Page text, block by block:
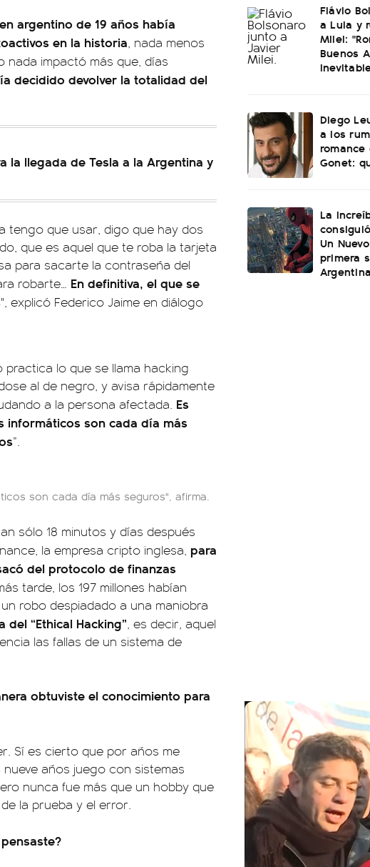
argentino de 19 años había
en la historia, nada menos
nada impactó más que, días
decidido devolver la totalidad del
la llegada de Tesla a la Argentina y
tengo que usar, digo que hay dos
que es aquel que te roba la tarjeta
para sacarte la contraseña del
robarte… En definitiva, el que se
", explicó Federico Jaime en diálogo
lo que se llama hacking
al de negro, y avisa rápidamente
a la persona afectada. Es
informáticos son cada día más
”.
son cada día más seguros", afirma.
sólo 18 minutos y días después
la empresa cripto inglesa, para
del protocolo de finanzas
tarde, los 197 millones habían
robo despiadado a una maniobra
“Ethical Hacking”, es decir, aquel
las fallas de un sistema de
obtuviste el conocimiento para
Sí es cierto que por años me
años juego con sistemas
nunca fue más que un hobby que
la prueba y el error.
Flávio
a Lula y
Milei:
Buenos
Diego
a los
romance
Gonet:
La
Un
primera
Argentina